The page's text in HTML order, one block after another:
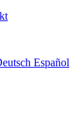
Español